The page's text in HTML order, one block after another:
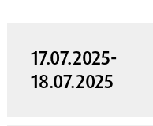
17.07.2025-
18.07.2025